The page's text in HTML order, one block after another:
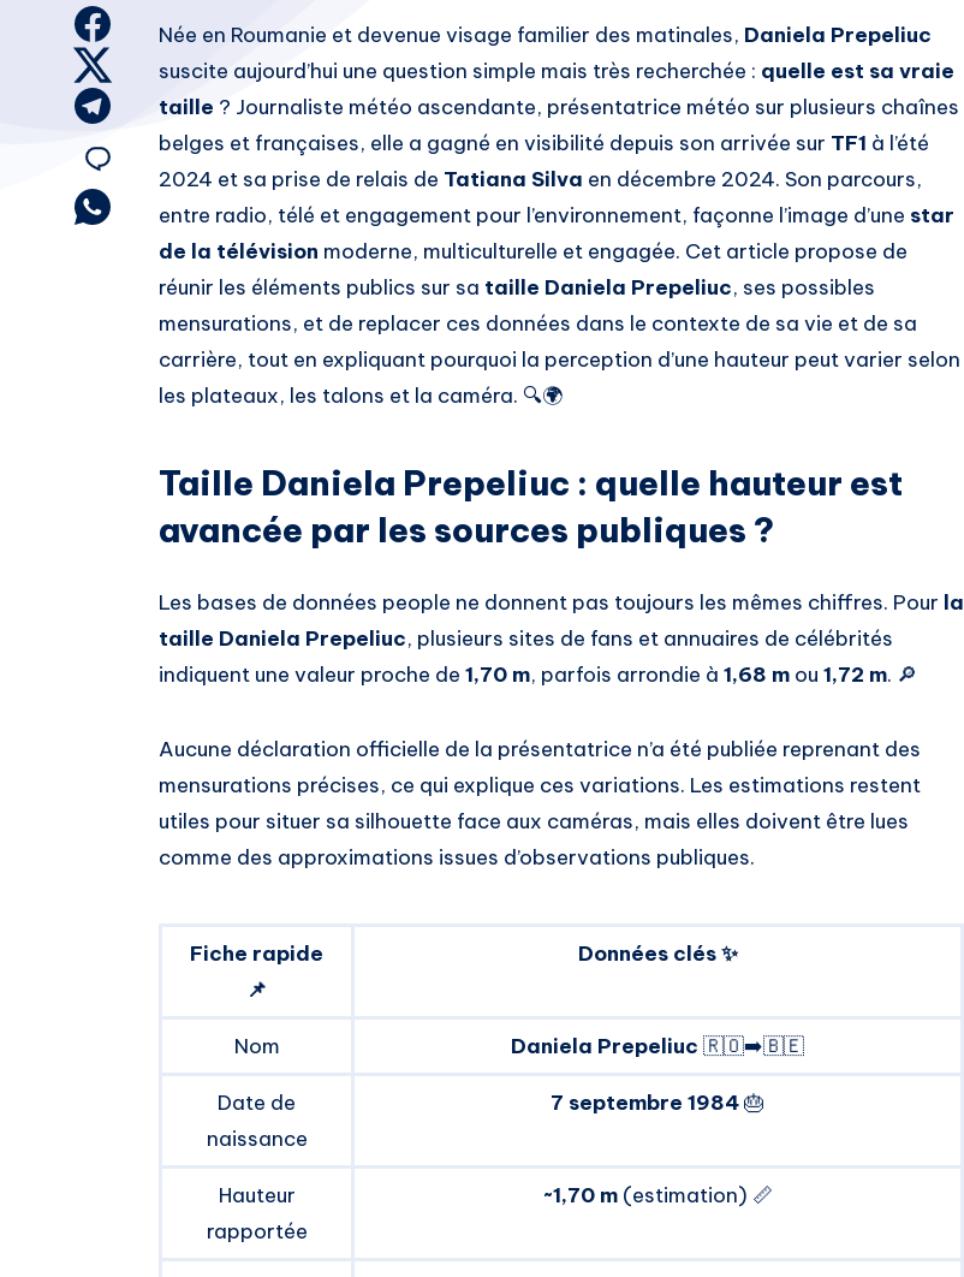
Share
Facebook
Share
Twitter
Share
Telegram
Share
Email
Whatsapp
Née en Roumanie et devenue visage familier des matinales, Daniela Prepeliuc
suscite aujourd’hui une question simple mais très recherchée : quelle est sa vraie
taille ? Journaliste météo ascendante, présentatrice météo sur plusieurs chaînes
belges et françaises, elle a gagné en visibilité depuis son arrivée sur TF1 à l’été
2024 et sa prise de relais de Tatiana Silva en décembre 2024. Son parcours,
entre radio, télé et engagement pour l’environnement, façonne l’image d’une star
de la télévision moderne, multiculturelle et engagée. Cet article propose de
réunir les éléments publics sur sa taille Daniela Prepeliuc, ses possibles
mensurations, et de replacer ces données dans le contexte de sa vie et de sa
carrière, tout en expliquant pourquoi la perception d’une hauteur peut varier selon
les plateaux, les talons et la caméra. 🔍🌍
Taille Daniela Prepeliuc : quelle hauteur est
avancée par les sources publiques ?
Les bases de données people ne donnent pas toujours les mêmes chiffres. Pour la
taille Daniela Prepeliuc, plusieurs sites de fans et annuaires de célébrités
indiquent une valeur proche de 1,70 m, parfois arrondie à 1,68 m ou 1,72 m. 🔎
Aucune déclaration officielle de la présentatrice n’a été publiée reprenant des
mensurations précises, ce qui explique ces variations. Les estimations restent
utiles pour situer sa silhouette face aux caméras, mais elles doivent être lues
comme des approximations issues d’observations publiques.
Fiche rapide
📌
Données clés ✨
Nom Daniela Prepeliuc 🇷🇴➡️🇧🇪
Date de
naissance
7 septembre 1984🎂
Hauteur
rapportée
~1,70 m(estimation) 📏